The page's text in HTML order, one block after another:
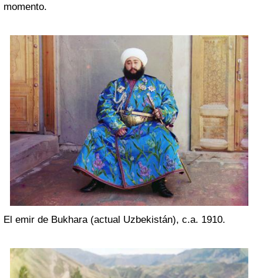
momento.
El emir de Bukhara (actual Uzbekistán), c.a. 1910.